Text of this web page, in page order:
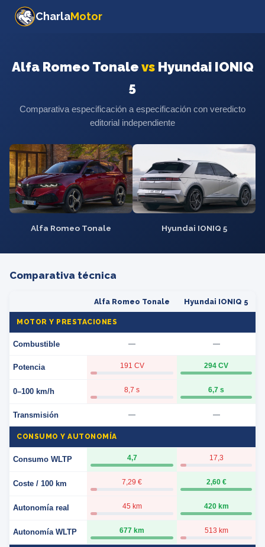
CharlaMotor
Alfa Romeo TonalevsHyundai IONIQ
5
Comparativa especificación a especificación con veredicto
editorial independiente
Alfa Romeo Tonale Hyundai IONIQ 5
Comparativa técnica
Alfa Romeo Tonale Hyundai IONIQ 5
MOTOR Y PRESTACIONES
Combustible — —
Potencia 191 CV 294 CV
0–100 km/h 8,7 s 6,7 s
Transmisión — —
CONSUMO Y AUTONOMÍA
Consumo WLTP 4,7 17,3
Coste / 100 km 7,29 € 2,60 €
Autonomía real 45 km 420 km
Autonomía WLTP 677 km 513 km